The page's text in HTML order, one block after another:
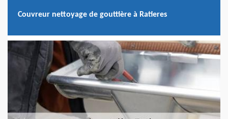
Couvreur nettoyage de gouttière à Ratieres